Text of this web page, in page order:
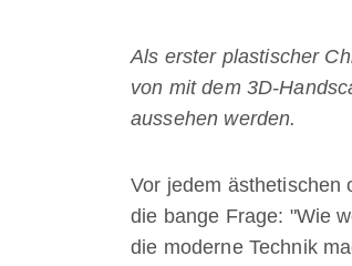
Als erster plastischer
von mit dem 3D-
aussehen werden.
Vor jedem ästhetischen
die bange Frage: "Wie
die moderne Technik